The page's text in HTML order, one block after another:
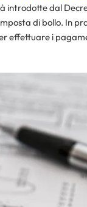
introdotte dal
di bollo. In
effettuare i